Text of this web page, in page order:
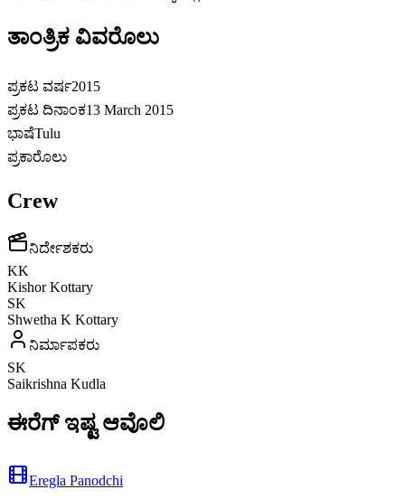
ತಾಂತ್ರಿಕ ವಿವರೊಲು
ಪ್ರಕಟ ವರ್ಷ2015
ಪ್ರಕಟ ದಿನಾಂಕ13 March 2015
ಭಾಷೆTulu
ಪ್ರಕಾರೊಲು
Crew
ನಿರ್ದೇಶಕರು
KK
Kishor Kottary
SK
Shwetha K Kottary
ನಿರ್ಮಾಪಕರು
SK
Saikrishna Kudla
ಈರೆಗ್ ಇಷ್ಟ ಆವೊಲಿ
Eregla Panodchi